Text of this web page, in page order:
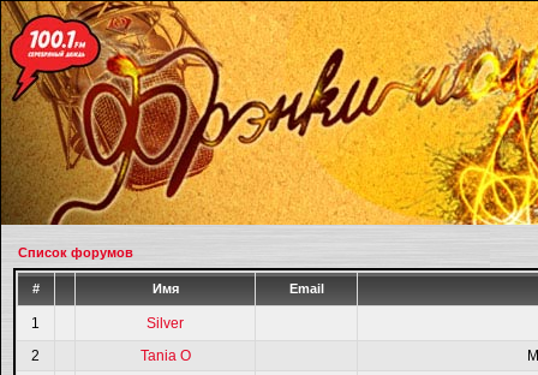
Список форумов
# Имя Email
1
Silver
2
Tania O